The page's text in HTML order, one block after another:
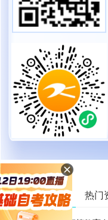
相关资讯推荐 热门